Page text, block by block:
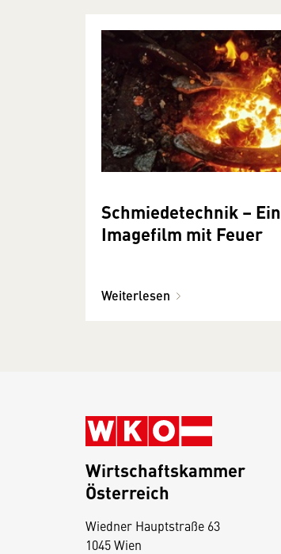
Schmiedetechnik – Ein
Imagefilm mit Feuer
Weiterlesen
Wirtschaftskammer
Österreich
Wiedner Hauptstraße 63
1045 Wien